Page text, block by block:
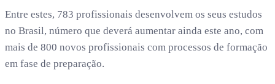
Entre estes, 783 profissionais desenvolvem os seus estudos
no Brasil, número que deverá aumentar ainda este ano, com
mais de 800 novos profissionais com processos de formação
em fase de preparação.